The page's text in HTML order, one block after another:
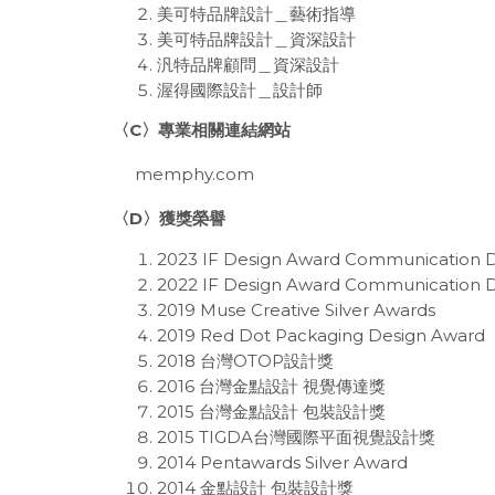
美可特品牌設計＿藝術指導
美可特品牌設計＿資深設計
汎特品牌顧問＿資深設計
渥得國際設計＿設計師
〈C〉專業相關連結網站
memphy.com
〈D〉獲獎榮譽
2023 IF Design Award Communication
2022 IF Design Award Communication
2019 Muse Creative Silver Awards
2019 Red Dot Packaging Design Award
2018 台灣OTOP設計獎
2016 台灣金點設計 視覺傳達獎
2015 台灣金點設計 包裝設計獎
2015 TIGDA台灣國際平面視覺設計獎
2014 Pentawards Silver Award
2014 金點設計 包裝設計獎